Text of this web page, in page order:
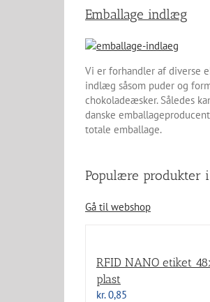
Emballage indlæg
Vi er forhandler af diverse
indlæg såsom puder og
chokoladeæsker. Således
danske
totale emballage.
Populære produkter
Gå til webshop
RFID NANO etiket
plast
kr.0,85